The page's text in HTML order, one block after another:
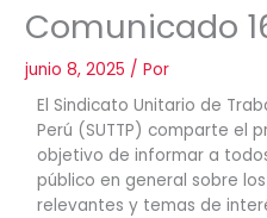
Comunicado
junio 8, 2025 / Por
El Sindicato Unitario de
Perú (SUTTP) comparte el
objetivo de informar a
público en general sobre
relevantes y temas de